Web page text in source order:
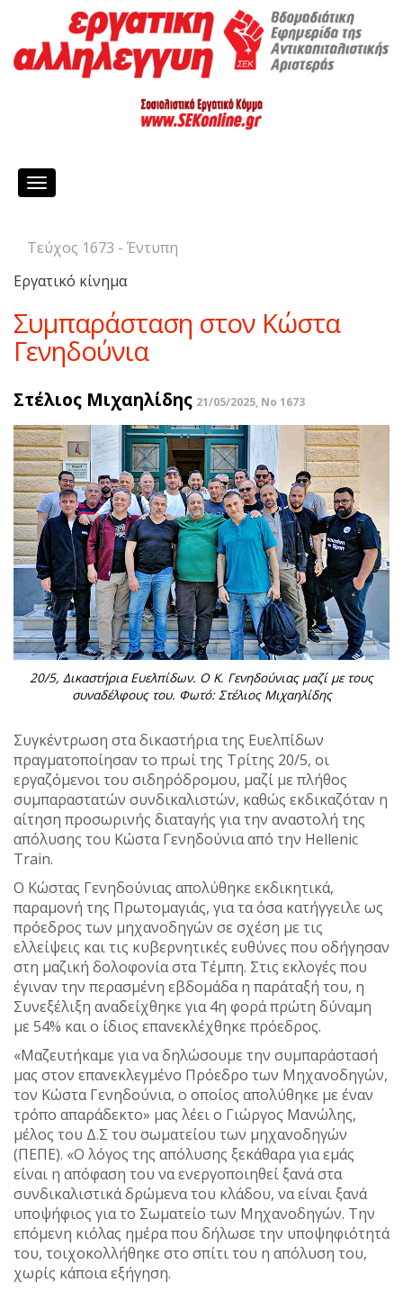
Toggle
Τεύχος 1673 - Έντυπη
Εργατικό κίνημα
Συμπαράσταση στον Κώστα
Γενηδούνια
Στέλιος Μιχαηλίδης 21/05/2025, No 1673
20/5, Δικαστήρια Ευελπίδων. Ο Κ. Γενηδούνιας μαζί με τους
συναδέλφους του. Φωτό: Στέλιος Μιχαηλίδης
Συγκέντρωση στα δικαστήρια της Ευελπίδων
πραγματοποίησαν το πρωί της Τρίτης 20/5, οι
εργαζόμενοι του σιδηρόδρομου, μαζί με πλήθος
συμπαραστατών συνδικαλιστών, καθώς εκδικαζόταν η
αίτηση προσωρινής διαταγής για την αναστολή της
απόλυσης του Κώστα Γενηδούνια από την Hellenic
Train.
Ο Κώστας Γενηδούνιας απολύθηκε εκδικητικά,
παραμονή της Πρωτομαγιάς, για τα όσα κατήγγειλε ως
πρόεδρος των μηχανοδηγών σε σχέση με τις
ελλείψεις και τις κυβερνητικές ευθύνες που οδήγησαν
στη μαζική δολοφονία στα Τέμπη. Στις εκλογές που
έγιναν την περασμένη εβδομάδα η παράταξή του, η
Συνεξέλιξη αναδείχθηκε για 4η φορά πρώτη δύναμη
με 54% και ο ίδιος επανεκλέχθηκε πρόεδρος.
«Μαζευτήκαμε για να δηλώσουμε την συμπαράστασή
μας στον επανεκλεγμένο Πρόεδρο των Μηχανοδηγών,
τον Κώστα Γενηδούνια, ο οποίος απολύθηκε με έναν
τρόπο απαράδεκτο» μας λέει ο Γιώργος Μανώλης,
μέλος του Δ.Σ του σωματείου των μηχανοδηγών
(ΠΕΠΕ). «Ο λόγος της απόλυσης ξεκάθαρα για εμάς
είναι η απόφαση του να ενεργοποιηθεί ξανά στα
συνδικαλιστικά δρώμενα του κλάδου, να είναι ξανά
υποψήφιος για το Σωματείο των Μηχανοδηγών. Την
επόμενη κιόλας ημέρα που δήλωσε την υποψηφιότητά
του, τοιχοκολλήθηκε στο σπίτι του η απόλυση του,
χωρίς κάποια εξήγηση.